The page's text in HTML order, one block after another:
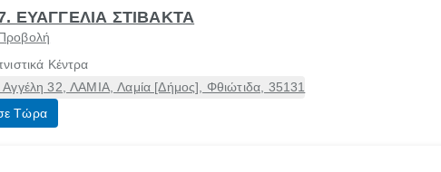
ΕΥΑΓΓΕΛΙΑ ΣΤΙΒΑΚΤΑ
Κέντρα
Αγγέλη 32, ΛΑΜΙΑ, Λαμία [Δήμος], Φθιώτιδα, 35131
Τώρα